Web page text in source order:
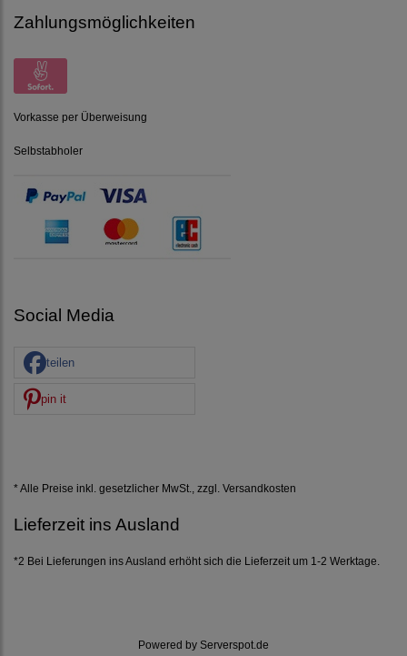
Zahlungsmöglichkeiten
Vorkasse per Überweisung
Selbstabholer
Social Media
teilen
pin it
* Alle Preise inkl. gesetzlicher MwSt., zzgl. Versandkosten
Lieferzeit ins Ausland
*2 Bei Lieferungen ins Ausland erhöht sich die Lieferzeit um 1-2 Werktage.
Powered by Serverspot.de